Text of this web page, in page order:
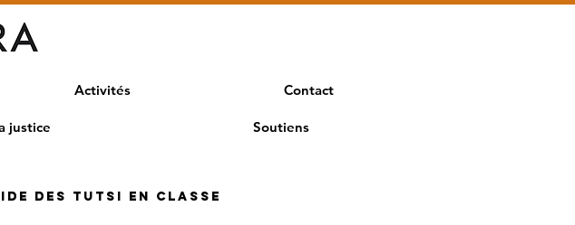
Activités Contact
justice Soutiens
des Tutsi en classe